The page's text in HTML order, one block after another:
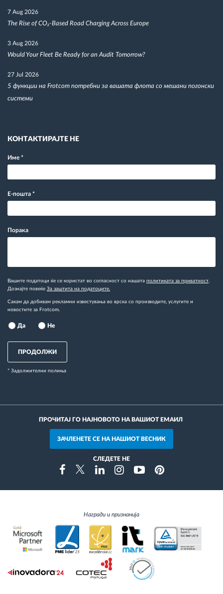
7 Aug 2026
The Rise of CO₂-Based Road Charging Across Europe
3 Aug 2026
Would Your Fleet Be Ready for an Audit Tomorrow?
27 Jul 2026
5 функции на Frotcom потребни за вашата флота со мешани погонски
системи
КОНТАКТИРАЈТЕ НЕ
Име *
Е-пошта *
Порака
Вашите податоци ќе се користат во согласност со нашата политиката за приватност
Дознајте повеќе За заштита на податоците.
Сакам да добивам рекламни известувања во врска со производите, услугите и
новостите за Frotcom.
Да Не
ПРОДОЛЖИ
* Задолжителни полиња
ПРОЧИТАЈ ГО НАЈНОВОТО НА ВАШИОТ ЕМАИЛ
ЗАЧЛЕНЕТЕ СЕ НА НАШИОТ ВЕСНИК
СЛЕДЕТЕ НЕ
FacebookTwitterLinkedinInstragramYoutubePinterest
Награди и признанија